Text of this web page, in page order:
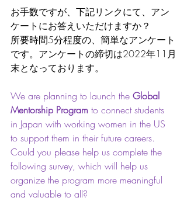
お手数ですが、下記リンクにて、アン
ケートにお答えいただけますか？
所要時間5分程度の、簡単なアンケート
です。アンケートの締切は2022年11月
末となっております。
We are planning to launch the Global
Mentorship Program to connect students
in Japan with working women in the US
to support them in their future careers.
Could you please help us complete the
following survey, which will help us
organize the program more meaningful
and valuable to all?